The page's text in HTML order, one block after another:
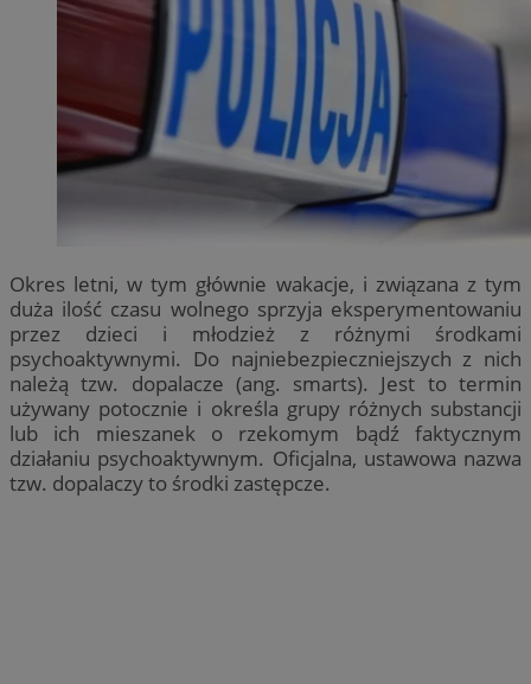
Okres letni, w tym głównie wakacje, i związana z tym
duża ilość czasu wolnego sprzyja eksperymentowaniu
przez dzieci i młodzież z różnymi środkami
psychoaktywnymi. Do najniebezpieczniejszych z nich
należą tzw. dopalacze (ang. smarts). Jest to termin
używany potocznie i określa grupy różnych substancji
lub ich mieszanek o rzekomym bądź faktycznym
działaniu psychoaktywnym. Oficjalna, ustawowa nazwa
tzw. dopalaczy to środki zastępcze.